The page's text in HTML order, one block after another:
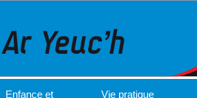
Enfance et
Vie pratique